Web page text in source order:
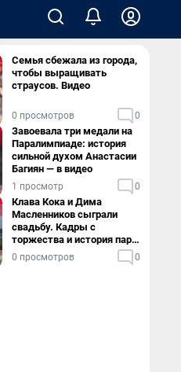
Семья сбежала из города,
чтобы выращивать
страусов. Видео
0 просмотров 0
Завоевала три медали на
Паралимпиаде: история
сильной духом Анастасии
Багиян — в видео
1 просмотр 0
Клава Кока и Дима
Масленников сыграли
свадьбу. Кадры с
торжества и история пары
— в видео
0 просмотров 0